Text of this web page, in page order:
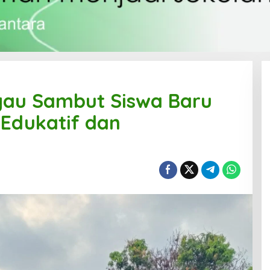
Sambut Siswa Baru
dan